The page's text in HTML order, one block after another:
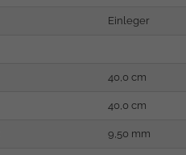
Einleger
40,0 cm
40,0 cm
9,50 mm